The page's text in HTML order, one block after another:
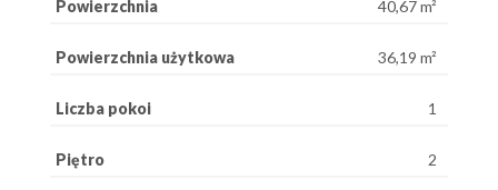
Powierzchnia 40,67 m²
Powierzchnia użytkowa 36,19 m²
Liczba pokoi 1
Piętro 2